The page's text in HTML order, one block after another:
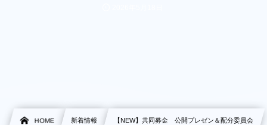
HOME 新着情報 【NEW】共同募金 公開プレゼン＆配分委員会